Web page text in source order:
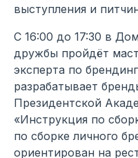
выступления и
С 16:00 до 17:30 в
дружбы пройдёт
эксперта по
разрабатывает
Президентской
«Инструкция по
по сборке личного
ориентирован на